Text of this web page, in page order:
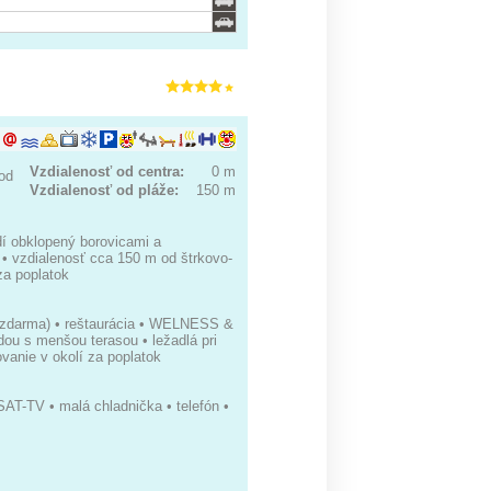
Vzdialenosť od centra:
0 m
Vzdialenosť od pláže:
150 m
obklopený borovicami a
vzdialenosť cca 150 m od štrkovo-
poplatok
• reštaurácia • WELNESS &
s menšou terasou • ležadlá pri
v okolí za poplatok
TV • malá chladnička • telefón •